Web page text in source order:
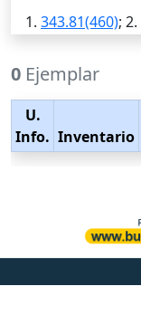
1. 343.81(460); 2.
0 Ejemplar
U.
Info. Inventario